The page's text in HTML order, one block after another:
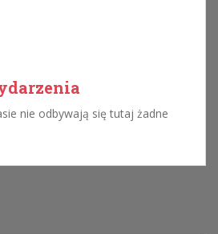
nie odbywają się tutaj żadne